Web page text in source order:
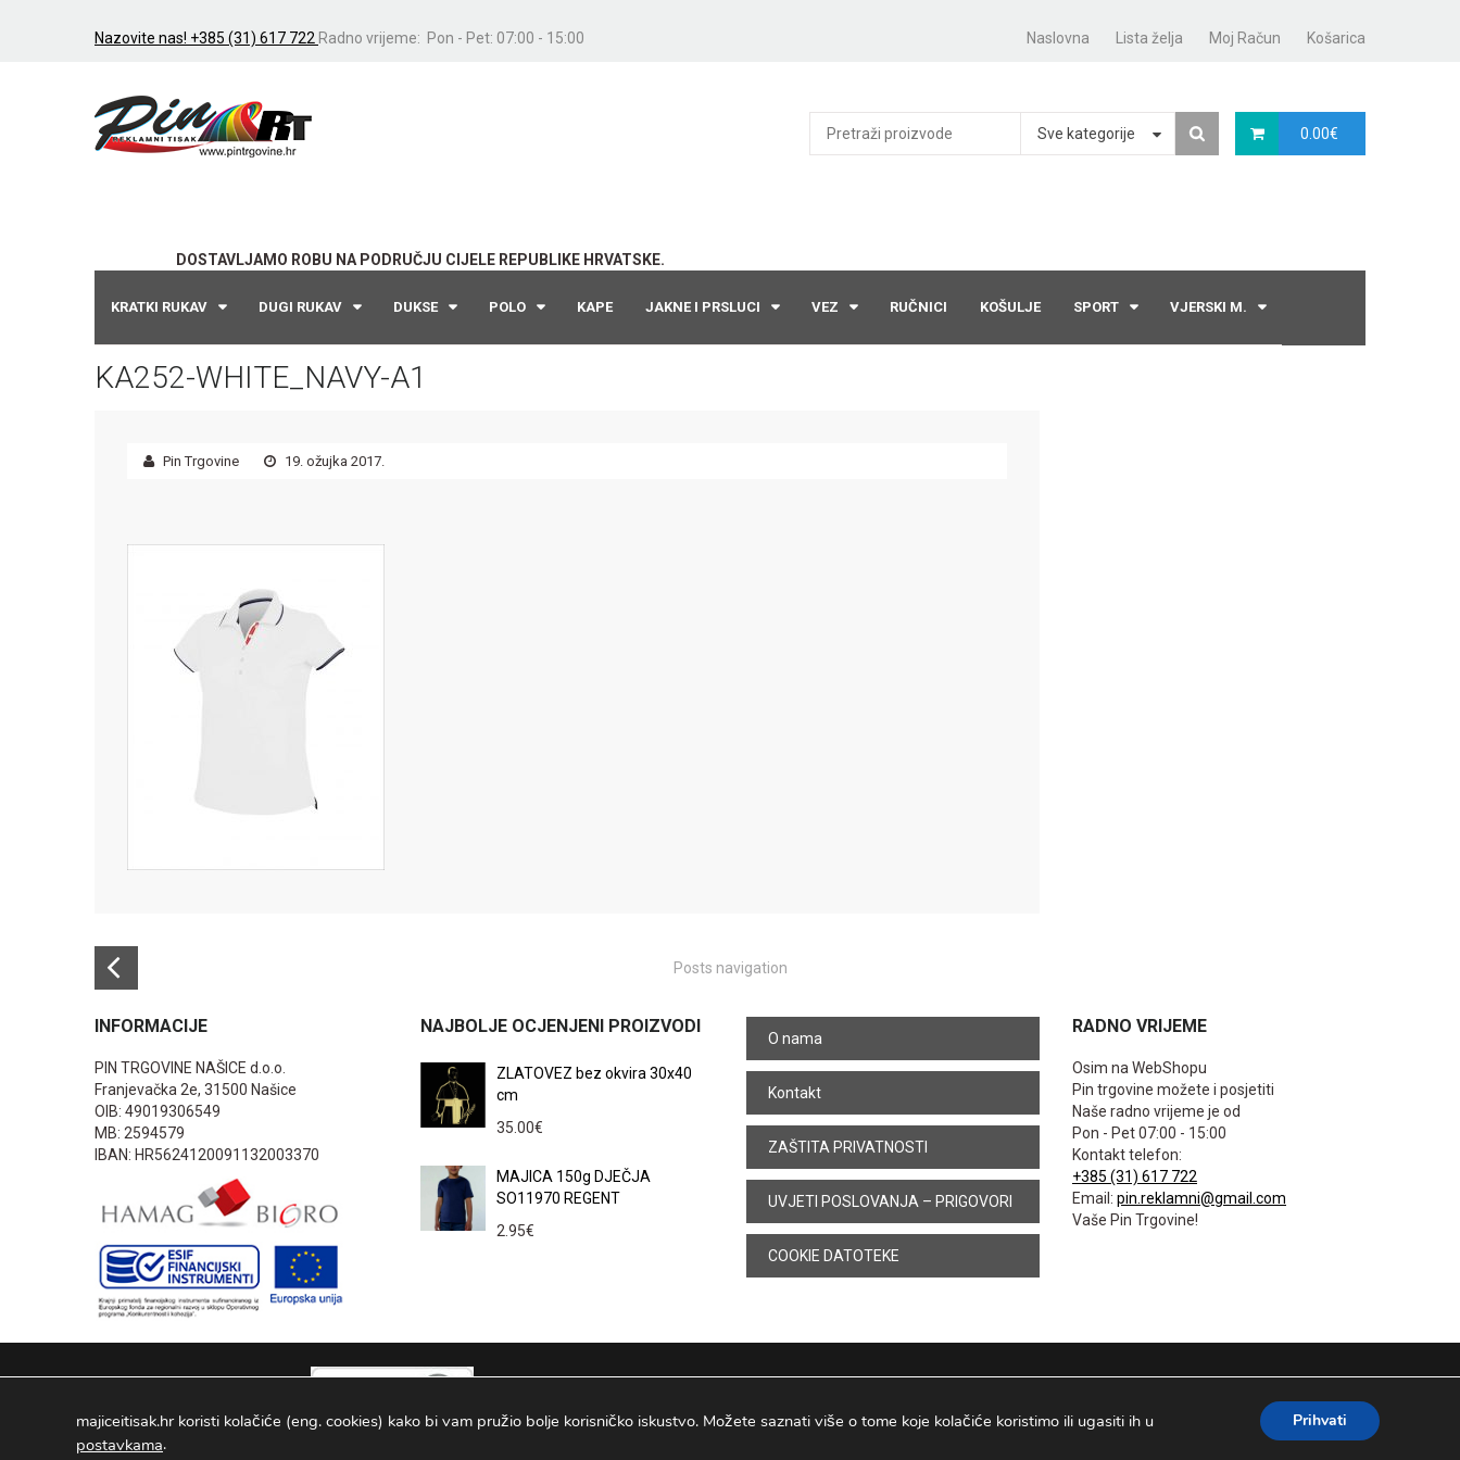
Nazovite nas! +385 (31) 617 722 Radno vrijeme: Pon - Pet: 07:00 - 15:00 Naslovna Lista želja Moj Račun Košarica
DOSTAVLJAMO ROBU NA PODRUČJU CIJELE REPUBLIKE HRVATSKE.
0.00€
Sve kategorije
KRATKI RUKAV DUGI RUKAV DUKSE POLO KAPE JAKNE I PRSLUCI VEZ RUČNICI KOŠULJE SPORT VJERSKI M.
KA252-WHITE_NAVY-A1
Pin Trgovine 19. ožujka 2017.
Posts navigation
INFORMACIJE
PIN TRGOVINE NAŠICE d.o.o.
Franjevačka 2e, 31500 Našice
OIB: 49019306549
MB: 2594579
IBAN: HR5624120091132003370
NAJBOLJE OCJENJENI PROIZVODI
ZLATOVEZ bez okvira 30x40
cm
35.00€
MAJICA 150g DJEČJA
SO11970 REGENT
2.95€
O nama
Kontakt
ZAŠTITA PRIVATNOSTI
UVJETI POSLOVANJA – PRIGOVORI
COOKIE DATOTEKE
RADNO VRIJEME
Osim na WebShopu
Pin trgovine možete i posjetiti
Naše radno vrijeme je od
Pon - Pet 07:00 - 15:00
Kontakt telefon:
+385 (31) 617 722
Email: pin.reklamni@gmail.com
Vaše Pin Trgovine!
PIN TRGOVINE
majiceitisak.hr koristi kolačiće (eng. cookies) kako bi vam pružio bolje korisničko iskustvo. Možete saznati više o tome koje kolačiće koristimo ili ugasiti ih u
postavkama.
Prihvati